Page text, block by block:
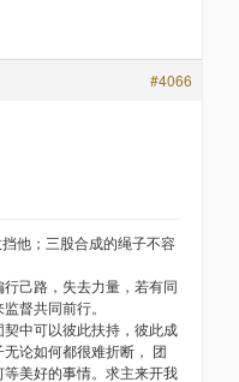
#4066
他；三股合成的绳子不容
己路，失去力量，若有同
督共同前行。
中可以彼此扶持，彼此成
论如何都很难折断， 团
美好的事情。求主来开我